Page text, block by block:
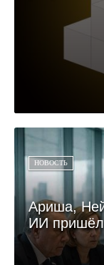
НОВОСТЬ
Ариша,
ИИ пришёл